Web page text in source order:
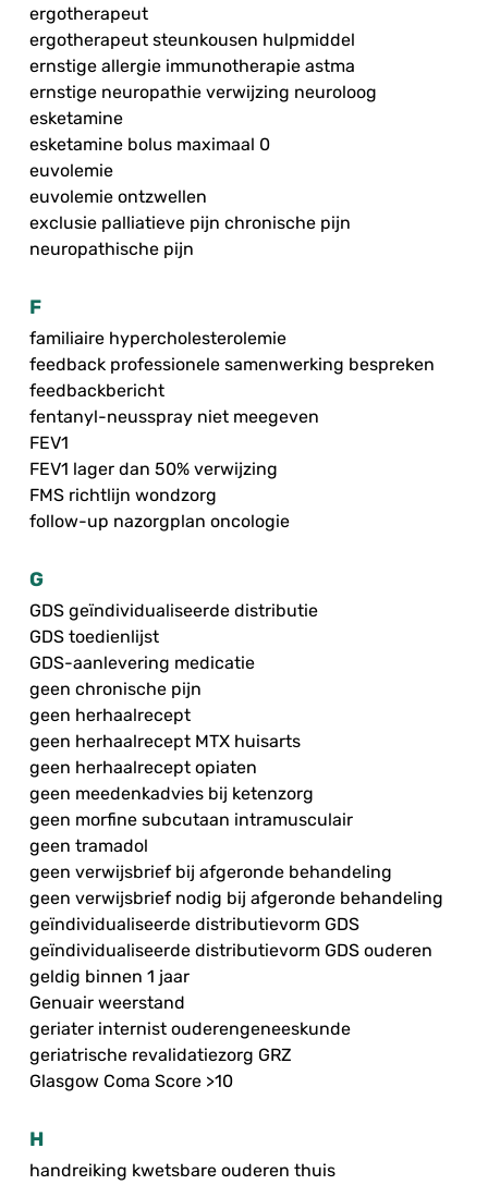
ergotherapeut
ergotherapeut steunkousen hulpmiddel
ernstige allergie immunotherapie astma
ernstige neuropathie verwijzing neuroloog
esketamine
esketamine bolus maximaal 0
euvolemie
euvolemie ontzwellen
exclusie palliatieve pijn chronische pijn
neuropathische pijn
F
familiaire hypercholesterolemie
feedback professionele samenwerking bespreken
feedbackbericht
fentanyl-neusspray niet meegeven
FEV1
FEV1 lager dan 50% verwijzing
FMS richtlijn wondzorg
follow-up nazorgplan oncologie
G
GDS geïndividualiseerde distributie
GDS toedienlijst
GDS-aanlevering medicatie
geen chronische pijn
geen herhaalrecept
geen herhaalrecept MTX huisarts
geen herhaalrecept opiaten
geen meedenkadvies bij ketenzorg
geen morfine subcutaan intramusculair
geen tramadol
geen verwijsbrief bij afgeronde behandeling
geen verwijsbrief nodig bij afgeronde behandeling
geïndividualiseerde distributievorm GDS
geïndividualiseerde distributievorm GDS ouderen
geldig binnen 1 jaar
Genuair weerstand
geriater internist ouderengeneeskunde
geriatrische revalidatiezorg GRZ
Glasgow Coma Score >10
H
handreiking kwetsbare ouderen thuis